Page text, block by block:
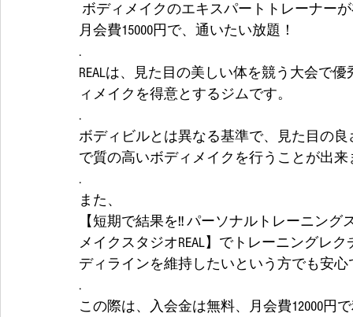
ボディメイクのエキスパートトレーナー
月会費15000円で、通いたい放題！
.
REALは、見た目の美しい体を競う大会で
ィメイクを得意とするジムです。
.
ボディビルとは異なる基準で、見た目の
で質の高いボディメイクを行うことが出来
.
また、
【短期で結果を‼️ パーソナルトレーニン
メイクスタジオREAL】でトレーニングレ
ディラインを維持したいという方でも安心
.
この際は、入会金は無料、月会費12000円